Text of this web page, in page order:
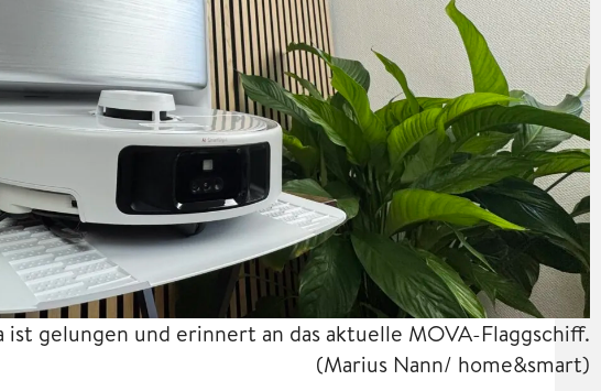
gelungen und erinnert an das aktuelle MOVA-Flaggschiff.
(Marius Nann/ home&smart)